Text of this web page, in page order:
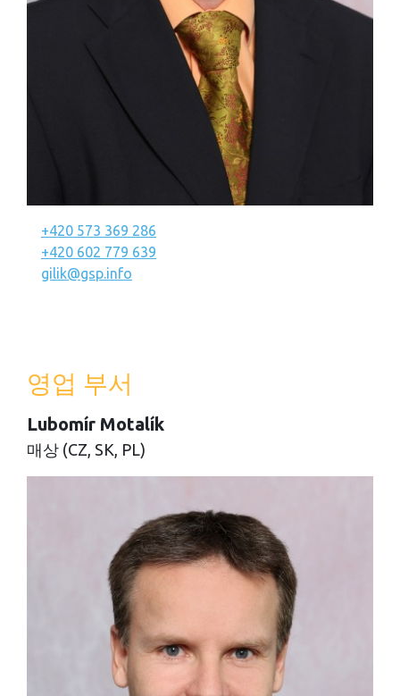
+420 573 369 286
+420 602 779 639
gilik@gsp.info
영업 부서
Lubomír Motalík
매상 (CZ, SK, PL)